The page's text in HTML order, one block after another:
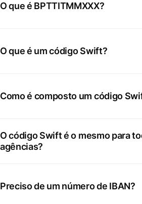
O que é BPTTITMMXXX?
O que é um código Swift?
Como é composto um código
O código Swift é o mesmo para
agências?
Preciso de um número de IBAN?